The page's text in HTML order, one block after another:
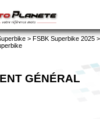
> FSBK Superbike 2025 >
GÉNÉRAL